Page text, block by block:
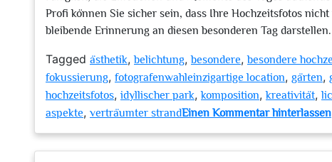
Profi können Sie sicher sein, dass Ihre Hochzeitsfotos
bleibende Erinnerung an diesen besonderen Tag darstellen.
Tagged ästhetik,belichtung,besondere,besondere
fokussierung, fotografenwahleinzigartige location, gärten,
hochzeitsfotos, idyllischer park,komposition,kreativität,
aspekte, verträumter strandEinen Kommentar hinterlassen